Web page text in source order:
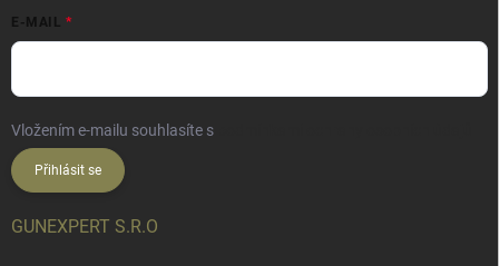
E-MAIL
Vložením e-mailu souhlasíte s
Přihlásit se
GUNEXPERT S.R.O